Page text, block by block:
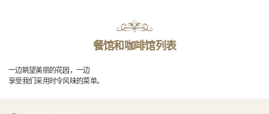
餐馆和咖啡馆列表
一边眺望美丽的花园，一边
享受我们采用时令风味的菜单。